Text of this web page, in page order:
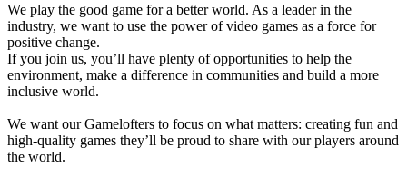
We play the good game for a better world. As a leader in the
industry, we want to use the power of video games as a force for
positive change.
If you join us, you’ll have plenty of opportunities to help the
environment, make a difference in communities and build a more
inclusive world.
We want our Gamelofters to focus on what matters: creating fun and
high-quality games they’ll be proud to share with our players around
the world.